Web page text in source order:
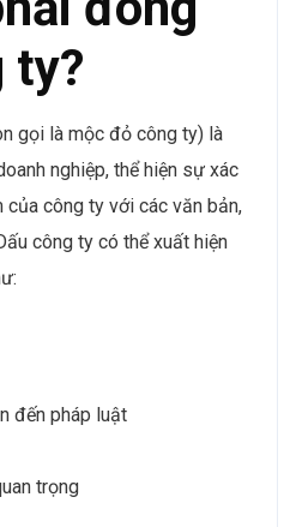
ty?
gọi là mộc đỏ công ty) là
nghiệp, thể hiện sự xác
của công ty với các văn bản,
công ty có thể xuất hiện
đến pháp luật
trọng